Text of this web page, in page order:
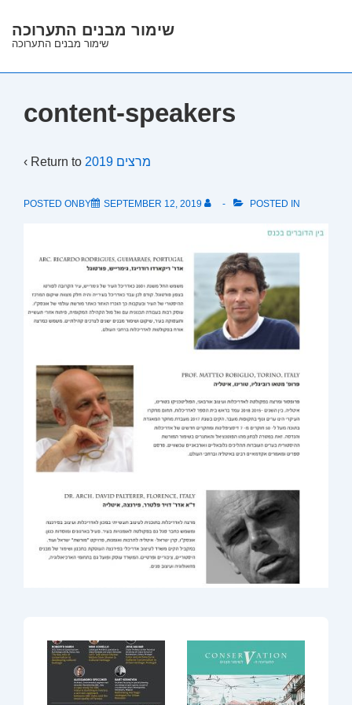
Skip
Main
שימור מבנים התערוכה
שימור מבנים התערוכה
content-speakers
‹ Return to מרצים 2019
POSTED ONBY SEPTEMBER 12, 2019 POSTED IN